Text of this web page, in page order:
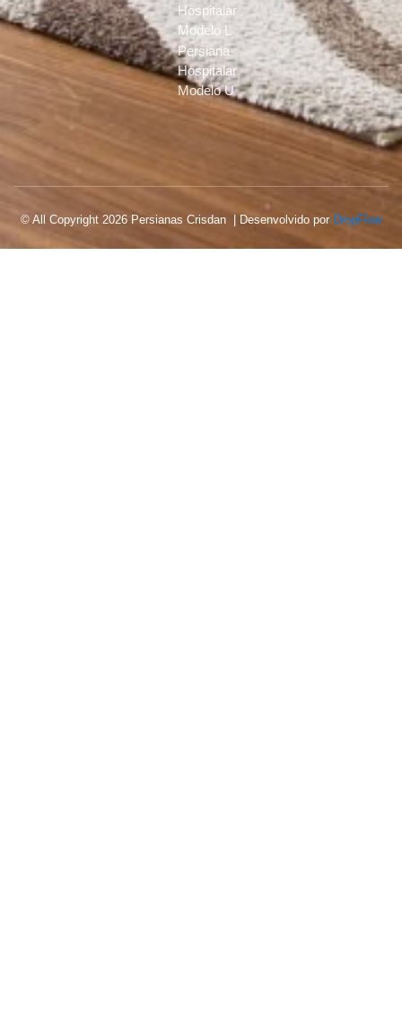
Hospitalar
Modelo L
Persiana
Hospitalar
Modelo U
© All Copyright 2026 Persianas Crisdan | Desenvolvido por DropFlow